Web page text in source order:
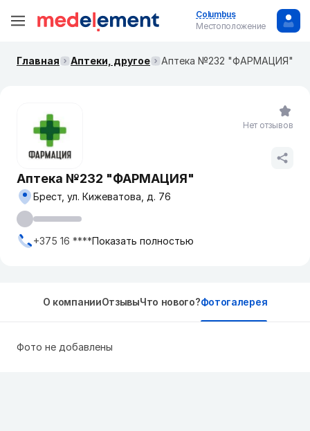
Columbus
Местоположение
Главная Аптеки, другое Аптека №232 "ФАРМАЦИЯ"
Аптека №232 "ФАРМАЦИЯ"
Брест, ул. Кижеватова, д. 76
+375 16 ****Показать полностью
Нет отзывов
О компанииОтзывыЧто нового?Фотогалерея
Фото не добавлены